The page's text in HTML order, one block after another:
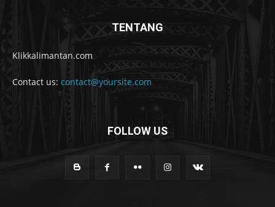
TENTANG
Klikkalimantan.com
Contact us: contact@yoursite.com
FOLLOW US